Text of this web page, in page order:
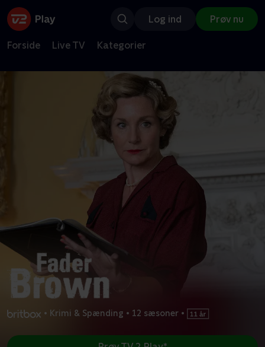
Log ind Prøv nu
Forside Live TV Kategorier
• Krimi & Spænding • 12 sæsoner •